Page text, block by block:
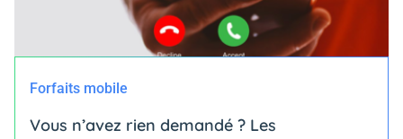
Forfaits mobile
Vous n’avez rien demandé ? Les